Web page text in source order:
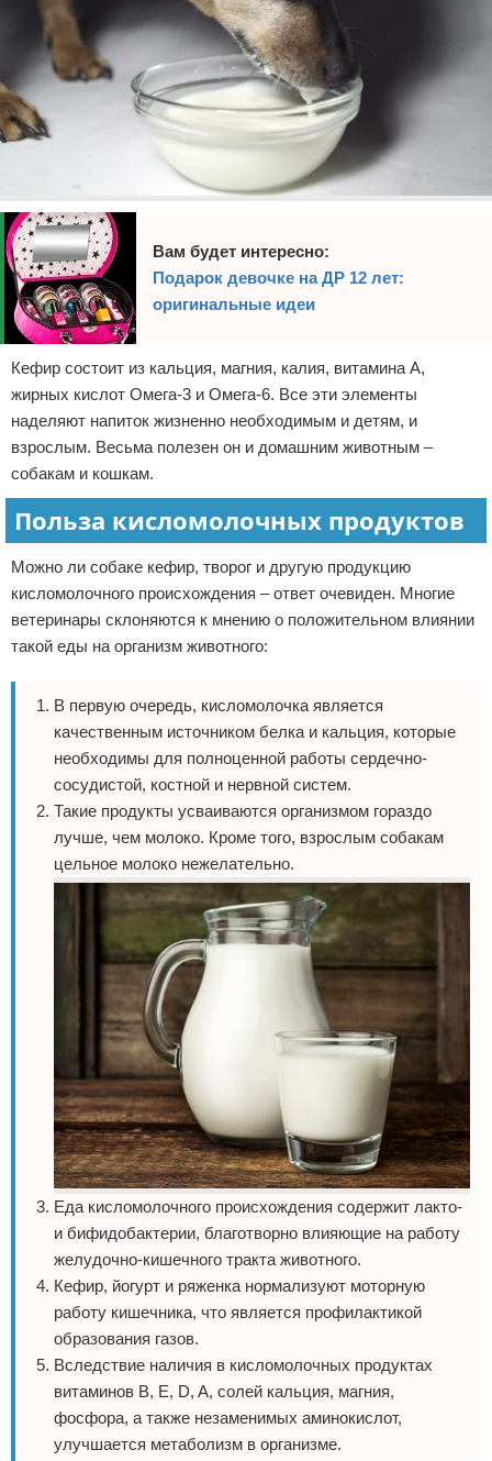
Вам будет интересно:
Подарок девочке на ДР 12 лет:
оригинальные идеи
Кефир состоит из кальция, магния, калия, витамина А,
жирных кислот Омега-3 и Омега-6. Все эти элементы
наделяют напиток жизненно необходимым и детям, и
взрослым. Весьма полезен он и домашним животным –
собакам и кошкам.
Польза кисломолочных продуктов
Можно ли собаке кефир, творог и другую продукцию
кисломолочного происхождения – ответ очевиден. Многие
ветеринары склоняются к мнению о положительном влиянии
такой еды на организм животного:
В первую очередь, кисломолочка является
качественным источником белка и кальция, которые
необходимы для полноценной работы сердечно-
сосудистой, костной и нервной систем.
Такие продукты усваиваются организмом гораздо
лучше, чем молоко. Кроме того, взрослым собакам
цельное молоко нежелательно.
Еда кисломолочного происхождения содержит лакто-
и бифидобактерии, благотворно влияющие на работу
желудочно-кишечного тракта животного.
Кефир, йогурт и ряженка нормализуют моторную
работу кишечника, что является профилактикой
образования газов.
Вследствие наличия в кисломолочных продуктах
витаминов В, E, D, A, солей кальция, магния,
фосфора, а также незаменимых аминокислот,
улучшается метаболизм в организме.